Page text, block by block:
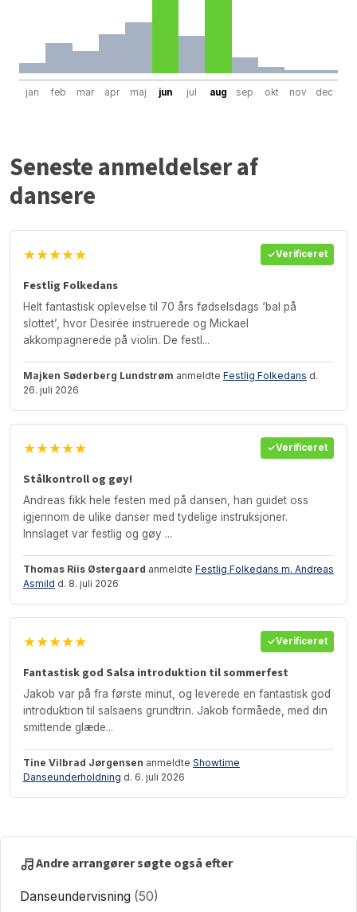
jan feb mar apr maj jun jul aug sep okt nov dec
Seneste anmeldelser af
dansere
★★★★★ Verificeret
Festlig Folkedans
Helt fantastisk oplevelse til 70 års fødselsdags ‘bal på
slottet’, hvor Desirée instruerede og Mickael
akkompagnerede på violin. De festl...
Majken Søderberg Lundstrøm anmeldte Festlig Folkedans d.
26. juli 2026
★★★★★ Verificeret
Stålkontroll og gøy!
Andreas fikk hele festen med på dansen, han guidet oss
igjennom de ulike danser med tydelige instruksjoner.
Innslaget var festlig og gøy ...
Thomas Riis Østergaard anmeldte Festlig Folkedans m. Andreas
Asmild d. 8. juli 2026
★★★★★ Verificeret
Fantastisk god Salsa introduktion til sommerfest
Jakob var på fra første minut, og leverede en fantastisk god
introduktion til salsaens grundtrin. Jakob formåede, med din
smittende glæde...
Tine Vilbrad Jørgensen anmeldte Showtime
Danseunderholdning d. 6. juli 2026
Andre arrangører søgte også efter
Danseundervisning (50)